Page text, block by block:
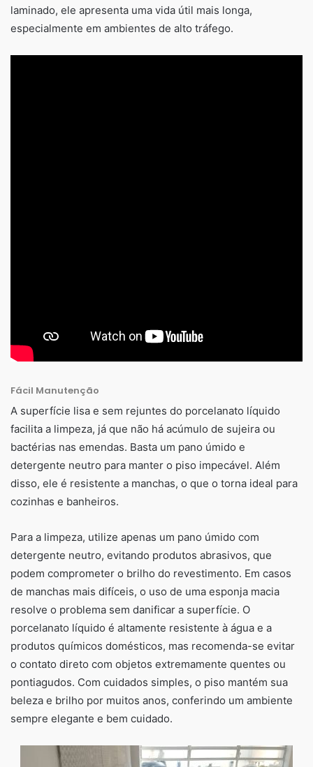
laminado, ele apresenta uma vida útil mais longa,
especialmente em ambientes de alto tráfego.
Fácil Manutenção
A superfície lisa e sem rejuntes do porcelanato líquido
facilita a limpeza, já que não há acúmulo de sujeira ou
bactérias nas emendas. Basta um pano úmido e
detergente neutro para manter o piso impecável. Além
disso, ele é resistente a manchas, o que o torna ideal para
cozinhas e banheiros.
Para a limpeza, utilize apenas um pano úmido com
detergente neutro, evitando produtos abrasivos, que
podem comprometer o brilho do revestimento. Em casos
de manchas mais difíceis, o uso de uma esponja macia
resolve o problema sem danificar a superfície. O
porcelanato líquido é altamente resistente à água e a
produtos químicos domésticos, mas recomenda-se evitar
o contato direto com objetos extremamente quentes ou
pontiagudos. Com cuidados simples, o piso mantém sua
beleza e brilho por muitos anos, conferindo um ambiente
sempre elegante e bem cuidado.